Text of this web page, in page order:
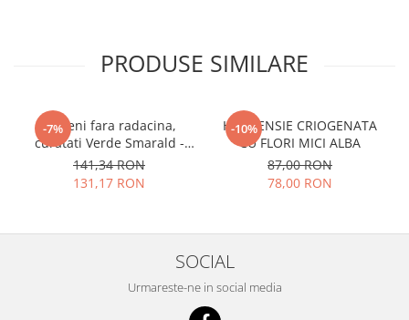
PRODUSE SIMILARE
-7%
Licheni fara radacina,
curatati Verde Smarald -
500 gr
141,34 RON
131,17 RON
-10%
HORTENSIE CRIOGENATA
CU FLORI MICI ALBA
87,00 RON
78,00 RON
SOCIAL
Urmareste-ne in social media